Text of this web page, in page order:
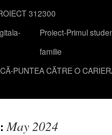
312300
Proiect-Primul
familie
PUNTEA CĂTRE O
May 2024